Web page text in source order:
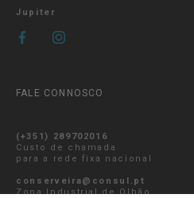
Jupiter
FALE CONNOSCO
(+351) 289702016
Custo de chamada
para a rede fixa nacional
conserveira@consul.pt
Zona Industrial de Olhão,